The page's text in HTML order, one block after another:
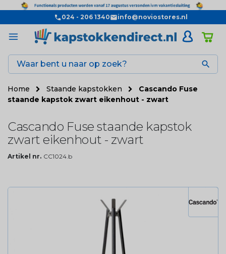
024 - 206 1340 info@noviostores.nl

Home Staande kapstokken
Cascando Fuse
staande kapstok zwart eikenhout - zwart
Cascando Fuse staande kapstok
zwart eikenhout - zwart
Artikel nr. CC1024.b